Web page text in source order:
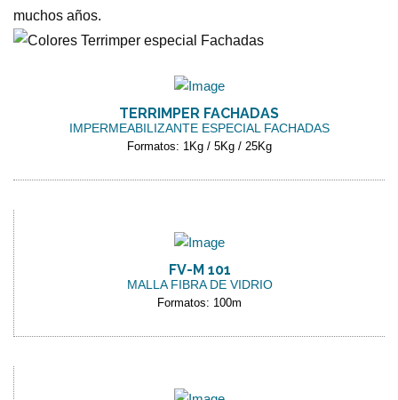
muchos años.
TERRIMPER FACHADAS
IMPERMEABILIZANTE ESPECIAL FACHADAS
Formatos: 1Kg / 5Kg / 25Kg
FV-M 101
MALLA FIBRA DE VIDRIO
Formatos: 100m